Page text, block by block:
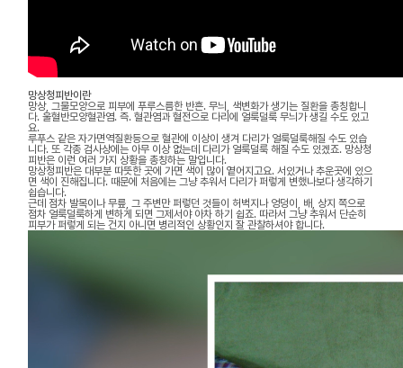
망상청피반이란
망상, 그물모양으로 피부에 푸루스름한 반흔. 무늬, 색변화가 생기는 질환을 총칭합니
다. 울혈반모양혈관염. 즉. 혈관염과 혈전으로 다리에 얼룩덜룩 무늬가 생길 수도 있고
요.
루푸스 같은 자가면역질환등으로 혈관에 이상이 생겨 다리가 얼룩덜룩해질 수도 있습
니다. 또 각종 검사상에는 아무 이상 없는데 다리가 얼룩덜룩 해질 수도 있겠죠. 망상청
피반은 이런 여러 가지 상황을 총칭하는 말입니다.
망상청피반은 대부분 따뜻한 곳에 가면 색이 많이 옅어지고요. 서있거나 추운곳에 있으
면 색이 진해집니다. 때문에 처음에는 그냥 추워서 다리가 퍼렇게 변했나보다 생각하기
쉽습니다.
근데 점차 발목이나 무릎, 그 주변만 퍼렇던 것들이 허벅지나 엉덩이, 배, 상지 쪽으로
점차 얼룩덜룩하게 변하게 되면 그제서야 아차 하기 쉽죠. 따라서 그냥 추워서 단순히
피부가 퍼렇게 되는 건지 아니면 병리적인 상황인지 잘 관찰하셔야 합니다.